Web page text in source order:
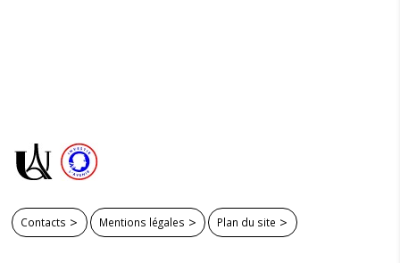
Contacts Mentions légales Plan du site